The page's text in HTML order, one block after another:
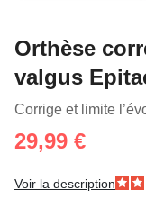
Orthèse
valgus
Corrige et limite
29,99 €
Voir la description